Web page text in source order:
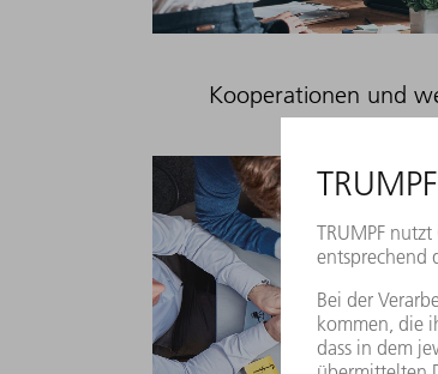
Kooperationen und